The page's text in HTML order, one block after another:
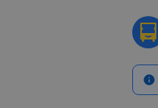
info